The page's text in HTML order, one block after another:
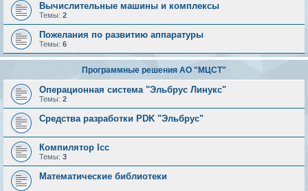
Вычислительные машины и комплексы
Темы: 2
Пожелания по развитию аппаратуры
Темы: 6
Программные решения АО "МЦСТ"
Операционная система "Эльбрус Линукс"
Темы: 2
Средства разработки PDK "Эльбрус"
Компилятор lcc
Темы: 3
Математические библиотеки